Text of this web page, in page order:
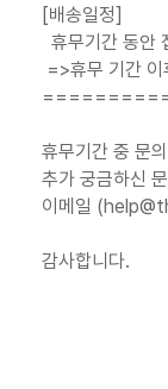
[배송일정]
휴무기간 동안
=>휴무 기간
휴무기간 중 문
추가 궁금하신
이메일
감사합니다.